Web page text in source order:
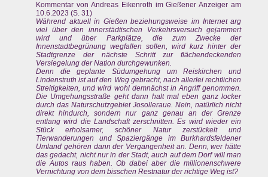
Kommentar von Andreas Eikenroth im Gießener Anzeiger am
10.6.2023 (S. 31)
Während aktuell in Gießen beziehungsweise im Internet arg
viel über den innerstädtischen Verkehrsversuch gejammert
wird und über Parkplätze, die zum Zwecke der
Innenstadtbegrünung wegfallen sollen, wird kurz hinter der
Stadtgrenze der nächste Schritt zur flächendeckenden
Versiegelung der Nation durchgewunken.
Denn die geplante Südumgehung um Reiskirchen und
Lindenstruth ist auf den Weg gebracht, nach allerlei rechtlichen
Streitigkeiten, und wird wohl demnächst in Angriff genommen.
Die Umgehungsstraße geht dann halt mal eben ganz locker
durch das Naturschutzgebiet Josolleraue. Nein, natürlich nicht
direkt hindurch, sondern nur ganz genau an der Grenze
entlang wird die Landschaft zerschnitten. Es wird wieder ein
Stück erholsamer, schöner Natur zerstückelt und
Tierwanderungen und Spaziergänge im Burkhardsfeldener
Umland gehören dann der Vergangenheit an. Denn, wer hätte
das gedacht, nicht nur in der Stadt, auch auf dem Dorf will man
die Autos raus haben. Ob dabei aber die millionenschwere
Vernichtung von dem bisschen Restnatur der richtige Weg ist?